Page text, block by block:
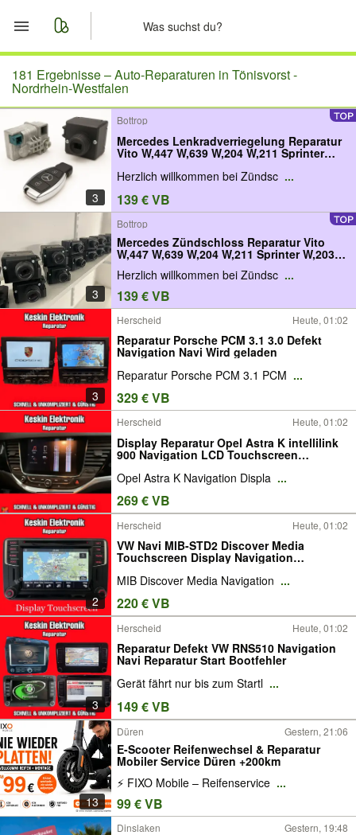
Start
Merkliste
Nachrichten
Anzeige aufgeben
181 Ergebnisse –Auto-Reparaturen in Tönisvorst -
Nordrhein-Westfalen
3
Bottrop
Mercedes Lenkradverriegelung Reparatur
Vito W,447 W,639 W,204 W,211 Sprinter
W,203 W,210 W,212 EZS , ELV C,Klasse
Lenkradschloss
Herzlich willkommen bei Zündsc ...
139 € VB
3
Bottrop
Mercedes Zündschloss Reparatur Vito
W,447 W,639 W,204 W,211 Sprinter W,203
W,210 W,212 EZS , ELV C,Klasse
Zündschloss
defekt,,nachmachen,E,Klasse,ML W,164
Herzlich willkommen bei Zündsc ...
139 € VB
3
Herscheid Heute, 01:02
Reparatur Porsche PCM 3.1 3.0 Defekt
Navigation Navi Wird geladen
Reparatur Porsche PCM 3.1 PCM ...
329 € VB
Herscheid Heute, 01:02
Display Reparatur Opel Astra K intellilink
900 Navigation LCD Touchscreen
39042448
Opel Astra K Navigation Displa ...
269 € VB
2
Herscheid Heute, 01:02
VW Navi MIB-STD2 Discover Media
Touchscreen Display Navigation
MIB Discover Media Navigation ...
220 € VB
3
Herscheid Heute, 01:02
Reparatur Defekt VW RNS510 Navigation
Navi Reparatur Start Bootfehler
Gerät fährt nur bis zum Startl ...
149 € VB
13
Düren Gestern, 21:06
E-Scooter Reifenwechsel & Reparatur
Mobiler Service Düren +200km
⚡ FIXO Mobile – Reifenservice ...
99 € VB
Dinslaken Gestern, 19:48